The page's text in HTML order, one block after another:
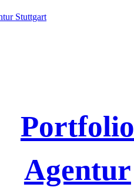
Portfolio
Agentur